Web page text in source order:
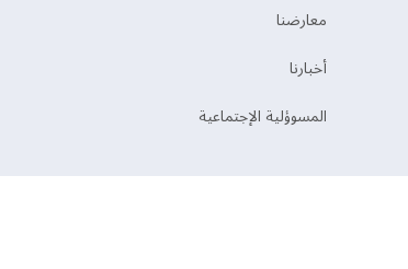
‫معارضنا‬
‫أخبارنا‬
المسوؤلية الإجتماعية